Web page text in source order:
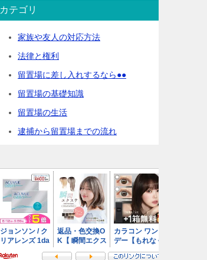
カテゴリ
家族や友人の対応方法
法律と権利
留置場に差し入れするなら●●
留置場の基礎知識
留置場の生活
逮捕から留置場までの流れ